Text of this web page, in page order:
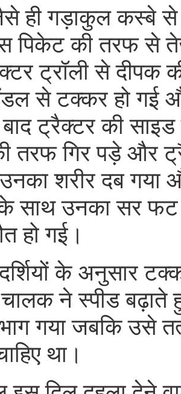
ही गड़ाकुल कस्बे से
पिकेट की तरफ से
ट्रॉली से दीपक
से टक्कर हो गई
ट्रैक्टर की साइड
तरफ गिर पड़े और
शरीर दब
साथ उनका सर फट
हो गई।
दर्शियों के अनुसार
ने स्पीड
गया जबकि उसे
था।